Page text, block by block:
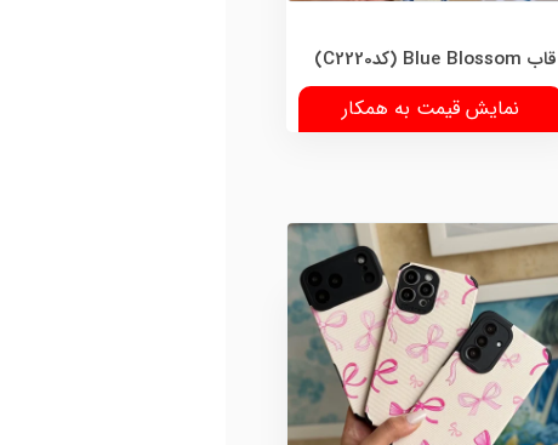
قاب Blue Blossom (کدC2220)
نمایش قیمت به همکار